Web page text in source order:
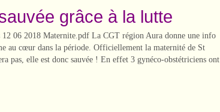
grâce à la lutte
06 2018 Maternite.pdf La CGT région Aura donne une info
au cœur dans la période. Officiellement la maternité de St
pas, elle est donc sauvée ! En effet 3 gynéco-obstétriciens ont